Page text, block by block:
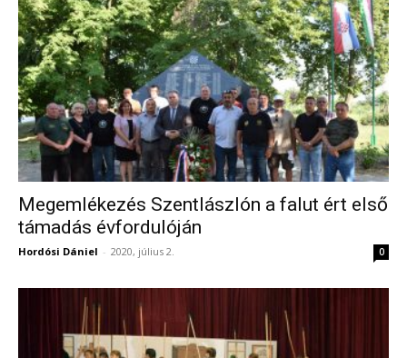
Megemlékezés Szentlászlón a falut ért első
támadás évfordulóján
Hordósi Dániel - 2020, július 2. 0